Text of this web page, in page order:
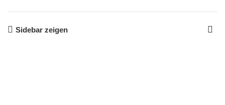
Sidebar zeigen